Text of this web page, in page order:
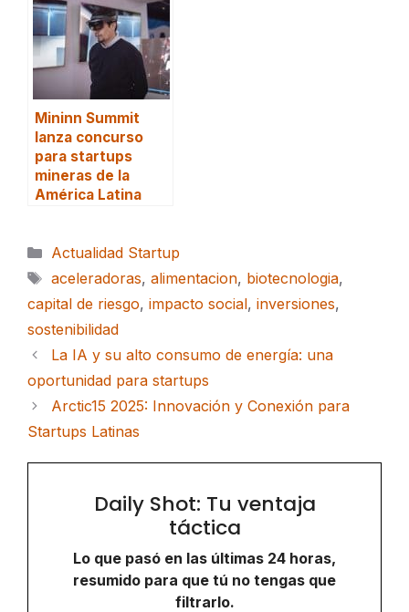
Mininn Summit
lanza concurso
para startups
mineras de la
América Latina
Categorías
Actualidad Startup
Etiquetas
aceleradoras, alimentacion, biotecnologia,
capital de riesgo, impacto social, inversiones,
sostenibilidad
La IA y su alto consumo de energía: una
oportunidad para startups
Arctic15 2025: Innovación y Conexión para
Startups Latinas
Daily Shot: Tu ventaja
táctica
Lo que pasó en las últimas 24 horas,
resumido para que tú no tengas que
filtrarlo.